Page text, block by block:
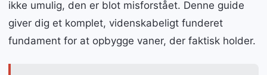
ikke umulig, den er blot misforstået. Denne guide
giver dig et komplet, videnskabeligt funderet
fundament for at opbygge vaner, der faktisk holder.